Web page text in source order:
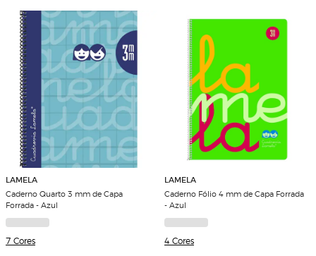
LAMELA
Caderno Quarto 3 mm de Capa
Forrada - Azul
7 Cores
LAMELA
Caderno Fólio 4 mm de Capa Forrada
- Azul
4 Cores